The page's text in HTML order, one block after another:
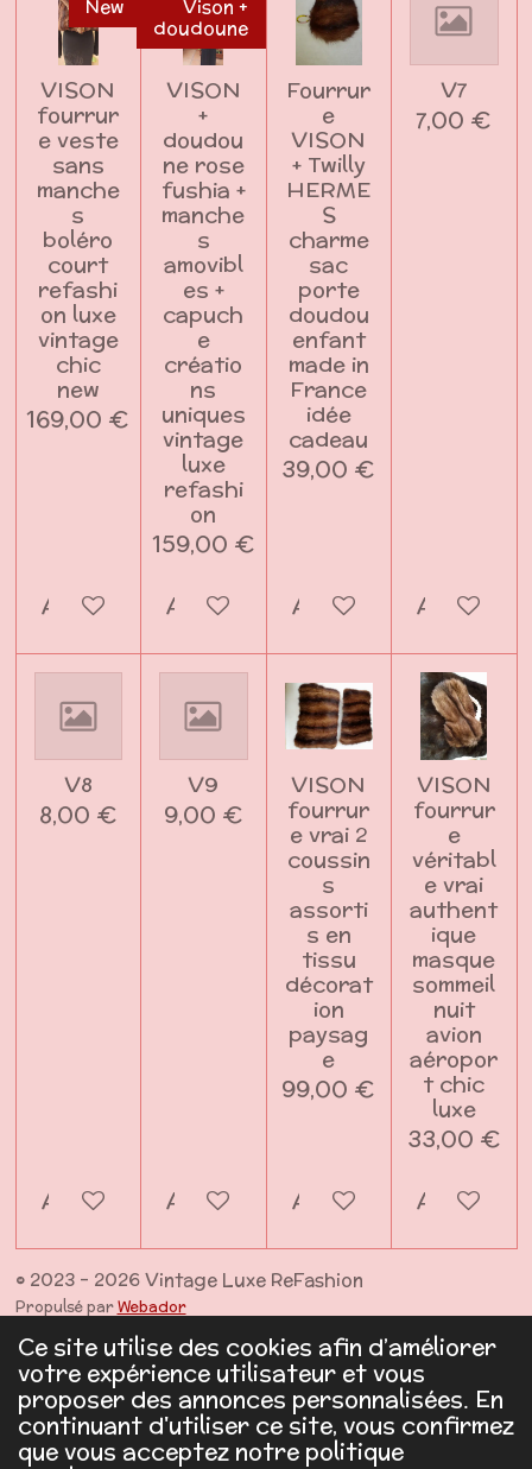
Ce site utilise des cookies afin d’améliorer
votre expérience utilisateur et vous
proposer des annonces personnalisées. En
continuant d'utiliser ce site, vous confirmez
que vous acceptez notre politique
New
VISON
fourrur
e veste
sans
manche
s
boléro
court
refashi
on luxe
vintage
chic
new
169,00 €
Ajouter au panier
Vison +
doudoune
VISON
+
doudou
ne rose
fushia +
manche
s
amovibl
es +
capuch
e
créatio
ns
uniques
vintage
luxe
refashi
on
159,00 €
Ajouter au panier
Fourrur
e
VISON
+ Twilly
HERME
S
charme
sac
porte
doudou
enfant
made in
France
idée
cadeau
39,00 €
Ajouter au panier
V7
7,00 €
Ajouter
V8
8,00 €
Ajouter au panier
V9
9,00 €
Ajouter au panier
VISON
fourrur
e vrai 2
coussin
s
assorti
s en
tissu
décorat
ion
paysag
e
99,00 €
Ajouter au panier
VISON
fourrur
e
véritabl
e vrai
authent
ique
masque
sommeil
nuit
avion
aéropor
t chic
luxe
33,00 €
Ajouter
© 2023 - 2026 Vintage Luxe ReFashion
Propulsé parWebador